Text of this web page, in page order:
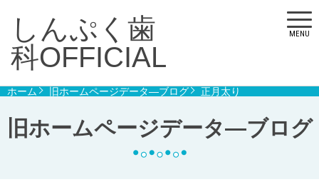
しんぷく歯
科OFFICIAL
MENU
旧ホームページデータ―ブログ
ホーム 旧ホームページデータ―ブログ 正月太り